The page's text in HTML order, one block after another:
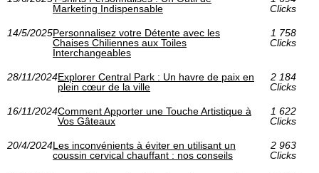
Marketing Indispensable
Clicks
14/5/2025Personnalisez votre Détente avec les
Chaises Chiliennes aux Toiles
Interchangeables
1 758
Clicks
28/11/2024Explorer Central Park : Un havre de paix en
plein cœur de la ville
2 184
Clicks
16/11/2024Comment Apporter une Touche Artistique à
Vos Gâteaux
1 622
Clicks
20/4/2024Les inconvénients à éviter en utilisant un
coussin cervical chauffant : nos conseils
2 963
Clicks